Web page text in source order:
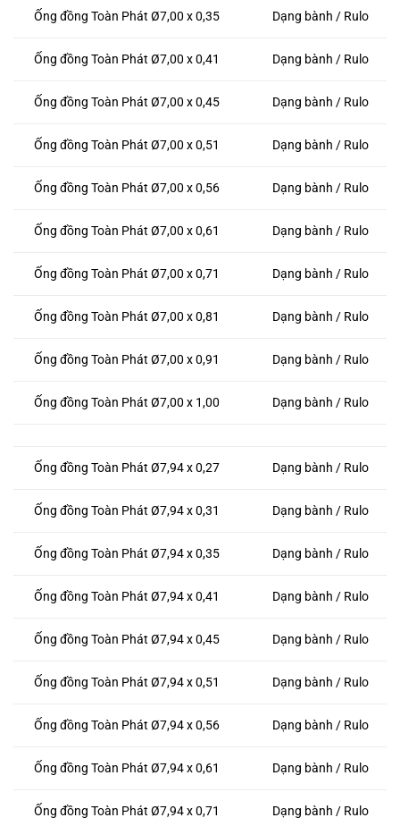
Ống đồng Toàn Phát Ø7,00 x 0,35 Dạng bành / Rulo
Ống đồng Toàn Phát Ø7,00 x 0,41 Dạng bành / Rulo
Ống đồng Toàn Phát Ø7,00 x 0,45 Dạng bành / Rulo
Ống đồng Toàn Phát Ø7,00 x 0,51 Dạng bành / Rulo
Ống đồng Toàn Phát Ø7,00 x 0,56 Dạng bành / Rulo
Ống đồng Toàn Phát Ø7,00 x 0,61 Dạng bành / Rulo
Ống đồng Toàn Phát Ø7,00 x 0,71 Dạng bành / Rulo
Ống đồng Toàn Phát Ø7,00 x 0,81 Dạng bành / Rulo
Ống đồng Toàn Phát Ø7,00 x 0,91 Dạng bành / Rulo
Ống đồng Toàn Phát Ø7,00 x 1,00 Dạng bành / Rulo
Ống đồng Toàn Phát Ø7,94 x 0,27 Dạng bành / Rulo
Ống đồng Toàn Phát Ø7,94 x 0,31 Dạng bành / Rulo
Ống đồng Toàn Phát Ø7,94 x 0,35 Dạng bành / Rulo
Ống đồng Toàn Phát Ø7,94 x 0,41 Dạng bành / Rulo
Ống đồng Toàn Phát Ø7,94 x 0,45 Dạng bành / Rulo
Ống đồng Toàn Phát Ø7,94 x 0,51 Dạng bành / Rulo
Ống đồng Toàn Phát Ø7,94 x 0,56 Dạng bành / Rulo
Ống đồng Toàn Phát Ø7,94 x 0,61 Dạng bành / Rulo
Ống đồng Toàn Phát Ø7,94 x 0,71 Dạng bành / Rulo